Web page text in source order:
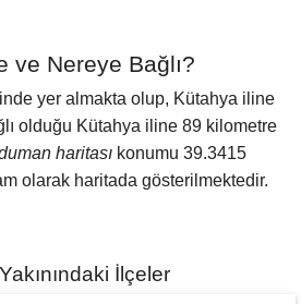
ve Nereye Bağlı?
yer almakta olup, Kütahya iline
olduğu Kütahya iline 89 kilometre
haritası konumu 39.3415
olarak haritada gösterilmektedir.
İlçeler